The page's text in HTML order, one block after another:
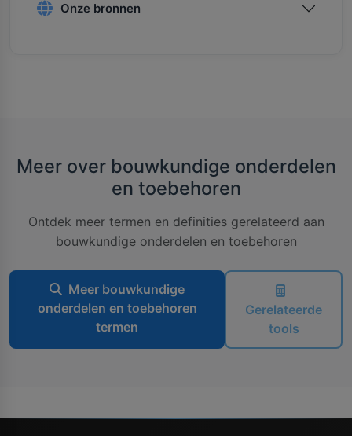
Onze bronnen
Meer over bouwkundige onderdelen
en toebehoren
Ontdek meer termen en definities gerelateerd aan
bouwkundige onderdelen en toebehoren
Meer bouwkundige
onderdelen en toebehoren
termen
Gerelateerde
tools